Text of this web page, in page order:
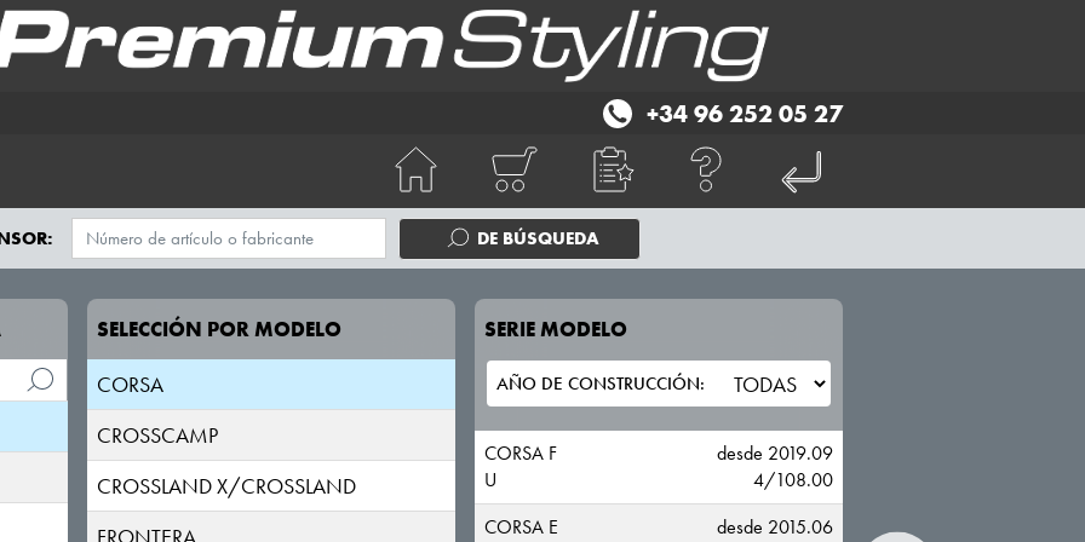
+34 96 252 05 27
DE BÚSQUEDA
SELECCIÓN POR MODELO
AGILA
CAMPO
COMBO
CORSA
CROSSCAMP
CROSSLAND X/CROSSLAND
SERIE MODELO
CORSA F
U
desde 2019.09
4/108.00
CORSA E
desde 2015.06